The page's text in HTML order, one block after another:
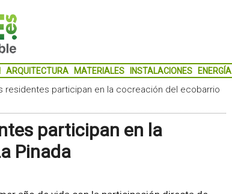
ARQUITECTURA MATERIALES INSTALACIONES ENERGÍA
residentes participan en la cocreación del ecobarrio
participan en la
Pinada